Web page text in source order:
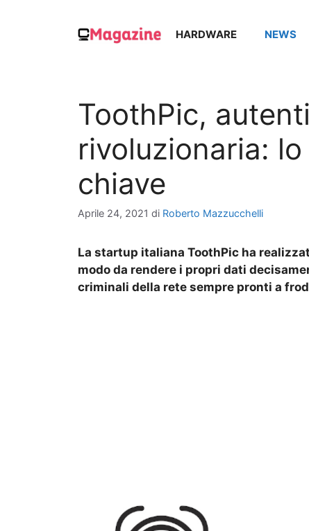
HARDWARE NEWS
ToothPic,
rivoluzionaria:
chiave
Aprile 24, 2021 di Roberto Mazzucchelli
La startup italiana ToothPic ha
modo da rendere i propri dati
criminali della rete sempre pronti a